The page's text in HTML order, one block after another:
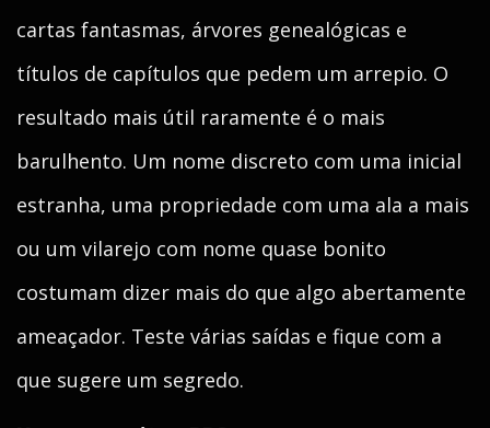
cartas fantasmas, árvores genealógicas e
títulos de capítulos que pedem um arrepio. O
resultado mais útil raramente é o mais
barulhento. Um nome discreto com uma inicial
estranha, uma propriedade com uma ala a mais
ou um vilarejo com nome quase bonito
costumam dizer mais do que algo abertamente
ameaçador. Teste várias saídas e fique com a
que sugere um segredo.